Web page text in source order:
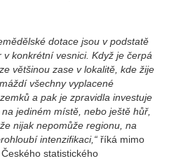
dotace jsou v podstatě
konkrétní vesnici. Když je čerpá
většinou zase v lokalitě, kde žije
všechny vyplacené
a pak je zpravidla investuje
jediném místě, nebo ještě hůř,
nijak nepomůže regionu, na
intenzifikaci,“ říká mimo
statistického